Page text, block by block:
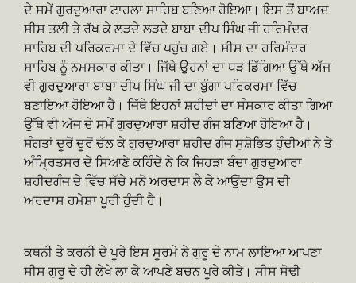
ਦੇ ਸਮੇਂ ਗੁਰਦੁਆਰਾ ਟਾਹਲਾ ਸਾਹਿਬ ਬਣਿਆ ਹੋਇਆ। ਇਸ ਤੋਂ ਬਾਅਦ
ਸੀਸ ਤਲੀ ਤੇ ਰੱਖ ਕੇ ਲੜਦੇ ਲੜਦੇ ਬਾਬਾ ਦੀਪ ਸਿੰਘ ਜੀ ਹਰਿਮੰਦਰ
ਸਾਹਿਬ ਦੀ ਪਰਿਕਰਮਾ ਦੇ ਵਿੱਚ ਪਹੁੰਚ ਗਏ। ਸੀਸ ਦਾ ਹਰਿਮੰਦਰ
ਸਾਹਿਬ ਨੂੰ ਨਮਸਕਾਰ ਕੀਤਾ। ਜਿੱਥੇ ਉਹਨਾਂ ਦਾ ਧੜ ਡਿੱਗਿਆ ਉੱਥੇ ਅੱਜ
ਵੀ ਗੁਰਦੁਆਰਾ ਬਾਬਾ ਦੀਪ ਸਿੰਘ ਜੀ ਦਾ ਬੁੰਗਾ ਪਰਿਕਰਮਾ ਵਿੱਚ
ਬਣਾਇਆ ਹੋਇਆ ਹੈ। ਜਿੱਥੇ ਇਹਨਾਂ ਸ਼ਹੀਦਾਂ ਦਾ ਸੰਸਕਾਰ ਕੀਤਾ ਗਿਆ
ਉੱਥੇ ਵੀ ਅੱਜ ਦੇ ਸਮੇਂ ਗੁਰਦੁਆਰਾ ਸ਼ਹੀਦ ਗੰਜ ਬਣਿਆ ਹੋਇਆ ਹੈ।
ਸੰਗਤਾਂ ਦੂਰੋਂ ਦੂਰੋਂ ਚੱਲ ਕੇ ਗੁਰਦੁਆਰਾ ਸ਼ਹੀਦ ਗੰਜ ਸੁਸ਼ੋਭਿਤ ਹੁੰਦੀਆਂ ਨੇ ਤੇ
ਅੰਮ੍ਰਿਤਸਰ ਦੇ ਸਿਆਣੇ ਕਹਿੰਦੇ ਨੇ ਕਿ ਜਿਹੜਾ ਬੰਦਾ ਗੁਰਦੁਆਰਾ
ਸ਼ਹੀਦਗੰਜ ਦੇ ਵਿੱਚ ਸੱਚੇ ਮਨੋ ਅਰਦਾਸ ਲੈ ਕੇ ਆਉਂਦਾ ਉਸ ਦੀ
ਅਰਦਾਸ ਹਮੇਸ਼ਾ ਪੂਰੀ ਹੁੰਦੀ ਹੈ।
ਕਥਨੀ ਤੇ ਕਰਨੀ ਦੇ ਪੂਰੇ ਇਸ ਸੂਰਮੇ ਨੇ ਗੁਰੂ ਦੇ ਨਾਮ ਲਾਇਆ ਆਪਣਾ
ਸੀਸ ਗੁਰੂ ਦੇ ਹੀ ਲੇਖੇ ਲਾ ਕੇ ਆਪਣੇ ਬਚਨ ਪੂਰੇ ਕੀਤੇ। ਸੀਸ ਸੋਢੀ